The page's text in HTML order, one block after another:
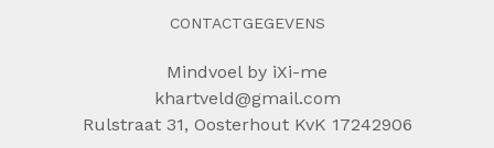
CONTACTGEGEVENS
Mindvoel by iXi-me
khartveld@gmail.com
Rulstraat 31, Oosterhout KvK 17242906